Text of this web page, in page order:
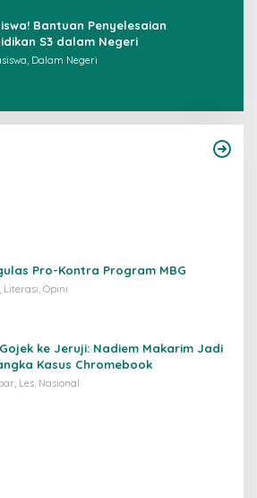
Bantuan Penyelesaian
S3 dalam Negeri
Dalam Negeri
Pro-Kontra Program MBG
Literasi, Opini
ke Jeruji: Nadiem Makarim Jadi
Kasus Chromebook
Les, Nasional